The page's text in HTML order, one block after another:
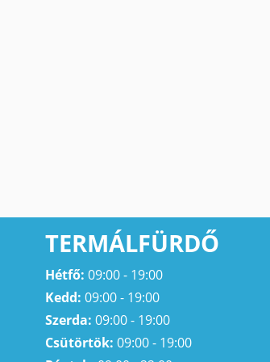
TERMÁLFÜRDŐ
Hétfő: 09:00 - 19:00
Kedd: 09:00 - 19:00
Szerda: 09:00 - 19:00
Csütörtök: 09:00 - 19:00